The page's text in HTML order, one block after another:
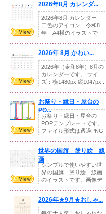
2026年8月 カレンダ...
2026年8月 カレンダー
二色のアイコン 令和8
年 A4横のイラストで
2026年 8月 かわい...
2026年（令和8年）8月の
カレンダーです。 サイ
ズ：横1480px 縦1047px...
お祭り・縁日・屋台の
PO...
お祭り・縁日・屋台の
POPテンプレートです。
ファイル形式は透過PNG
世界の国旗 塗り絵 線
画
シンプルで使いやすい世
界の国旗 塗り絵 線画
のイラストです。画像デ
2026年★9月★おしゃ...